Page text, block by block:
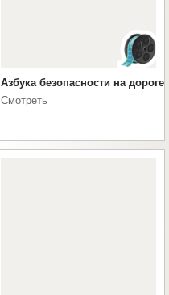
Азбука безопасности на дороге
Смотреть